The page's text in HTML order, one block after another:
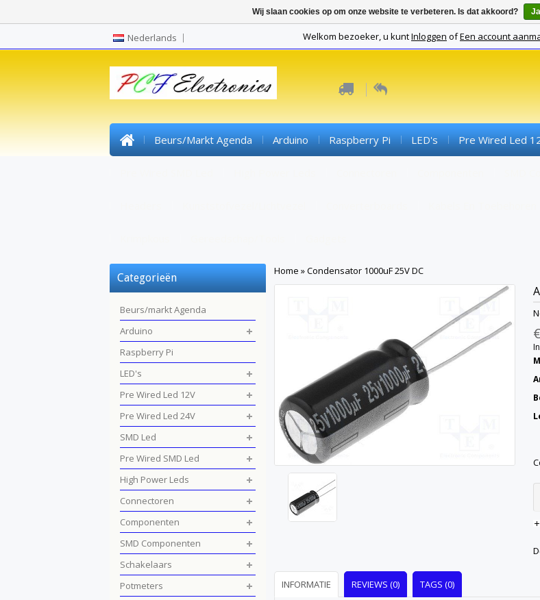
Nederlands Welkom bezoeker, u kuntInloggen ofEen account
Beurs/markt Agenda Arduino Raspberry Pi LED's Pre Wired Led
Home »Condensator 1000uF 25V DC
INFORMATIE REVIEWS (0) TAGS (0)
Categorieën
Beurs/markt Agenda
Arduino
Raspberry Pi
LED's
Pre Wired Led 12V
Pre Wired Led 24V
SMD Led
Pre Wired SMD Led
High Power Leds
Connectoren
Componenten
SMD Componenten
Schakelaars
Potmeters
Wij slaan cookies op om onze website te verbeteren. Is dat akkoord? Ja